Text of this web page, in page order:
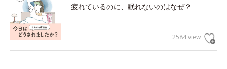
疲れているのに、眠れないのはなぜ？
2584 view